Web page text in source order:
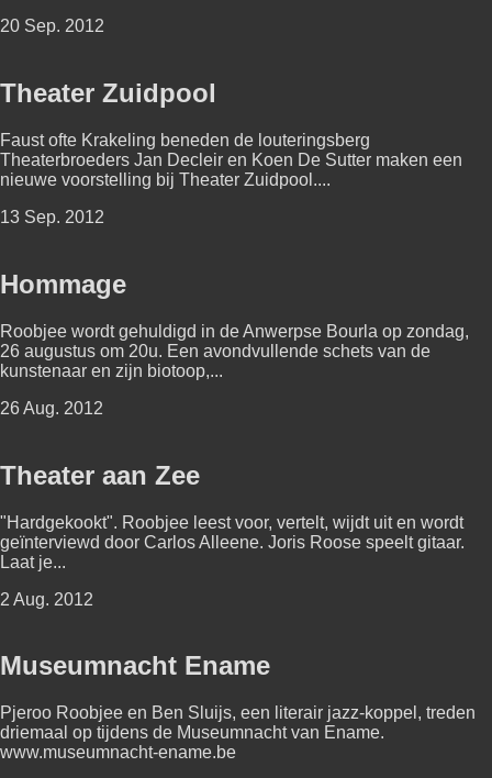
20 Sep. 2012
Theater Zuidpool
Faust ofte Krakeling beneden de louteringsberg
Theaterbroeders Jan Decleir en Koen De Sutter maken een
nieuwe voorstelling bij Theater Zuidpool....
13 Sep. 2012
Hommage
Roobjee wordt gehuldigd in de Anwerpse Bourla op zondag,
26 augustus om 20u. Een avondvullende schets van de
kunstenaar en zijn biotoop,...
26 Aug. 2012
Theater aan Zee
"Hardgekookt". Roobjee leest voor, vertelt, wijdt uit en wordt
geïnterviewd door Carlos Alleene. Joris Roose speelt gitaar.
Laat je...
2 Aug. 2012
Museumnacht Ename
Pjeroo Roobjee en Ben Sluijs, een literair jazz-koppel, treden
driemaal op tijdens de Museumnacht van Ename.
www.museumnacht-ename.be